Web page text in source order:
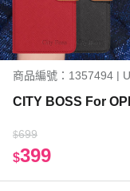
商品編號：1357494 |
CITY BOSS For
$699
$399